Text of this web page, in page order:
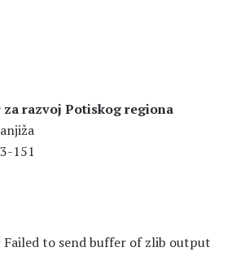
razvoj Potiskog regiona
151
Failed to send buffer of zlib output